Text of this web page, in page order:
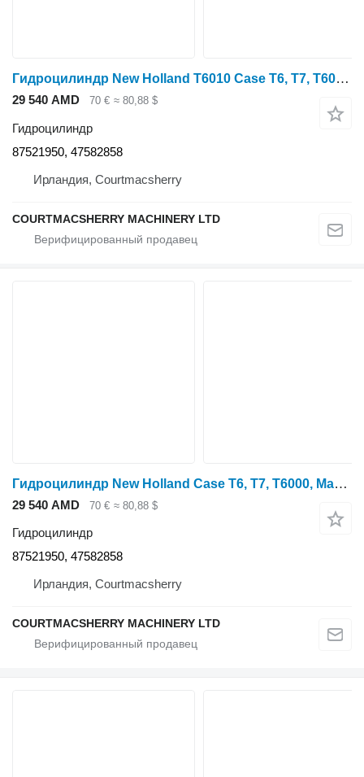
Гидроцилиндр New Holland T6010 Case T6, T7, T6000, Maxxum, Puma Steering Cylinder 4758285 87521950 для трактора колесного T6010
29 540 AMD 70 € ≈ 80,88 $
Гидроцилиндр
87521950, 47582858
Ирландия, Courtmacsherry
COURTMACSHERRY MACHINERY LTD
Гидроцилиндр New Holland Case T6, T7, T6000, Maxxum, Puma Steering Cylinder 47582858 87521950 для трактора колесного T6.180
29 540 AMD 70 € ≈ 80,88 $
Гидроцилиндр
87521950, 47582858
Ирландия, Courtmacsherry
COURTMACSHERRY MACHINERY LTD